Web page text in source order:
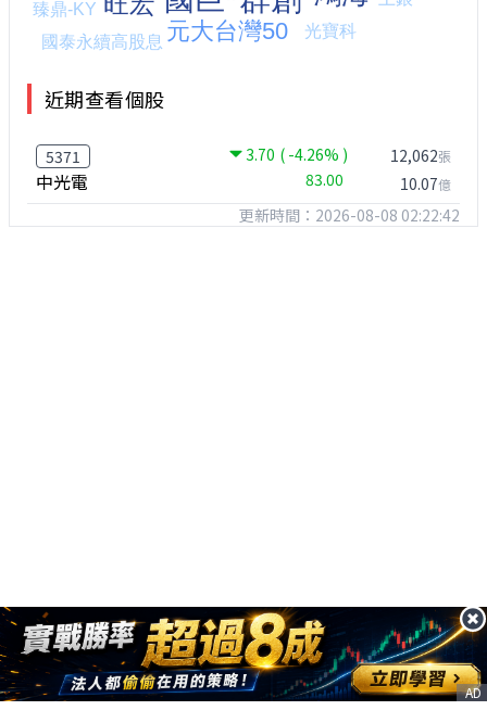
近期查看個股
5371 3.70 ( -4.26% )
中光電 83.00
12,062張
10.07億
更新時間：2026-08-08 02:22:42
AD